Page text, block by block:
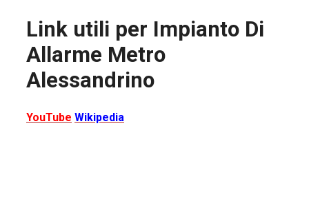
Link utili per Impianto Di
Allarme Metro
Alessandrino
YouTube Wikipedia